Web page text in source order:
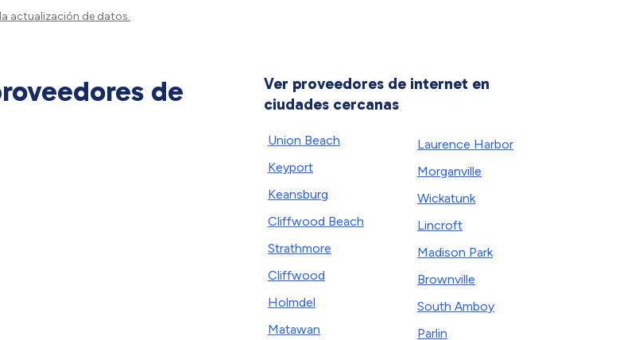
actualización de datos.
de
Ver proveedores de internet en
ciudades cercanas
Union Beach
Keyport
Keansburg
Cliffwood Beach
Strathmore
Cliffwood
Holmdel
Matawan
Laurence Harbor
Morganville
Wickatunk
Lincroft
Madison Park
Brownville
South Amboy
Parlin